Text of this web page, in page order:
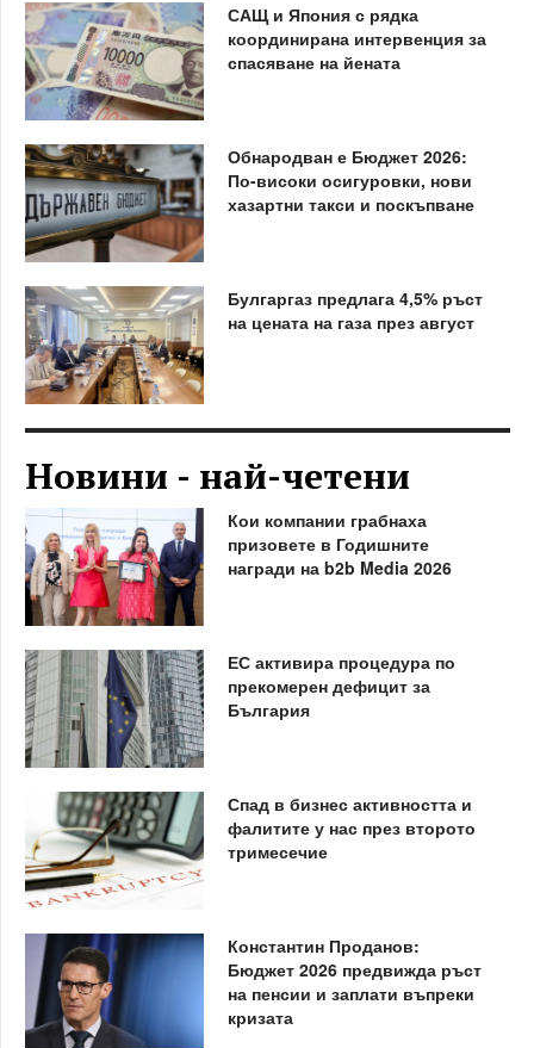
САЩ и Япония с рядка
координирана интервенция за
спасяване на йената
Обнародван е Бюджет 2026:
По-високи осигуровки, нови
хазартни такси и поскъпване
Булгаргаз предлага 4,5% ръст
на цената на газа през август
Новини - най-четени
Кои компании грабнаха
призовете в Годишните
награди на b2b Media 2026
ЕС активира процедура по
прекомерен дефицит за
България
Спад в бизнес активността и
фалитите у нас през второто
тримесечие
Константин Проданов:
Бюджет 2026 предвижда ръст
на пенсии и заплати въпреки
кризата